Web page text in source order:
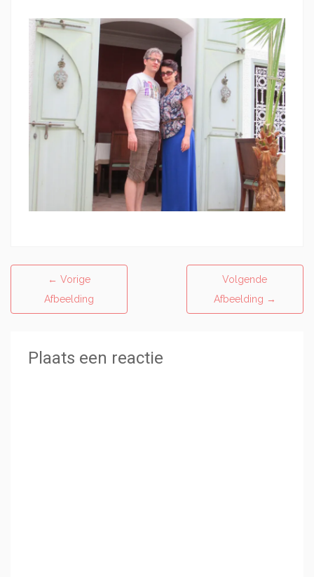
← Vorige
Afbeelding
Volgende
Afbeelding →
Plaats een reactie